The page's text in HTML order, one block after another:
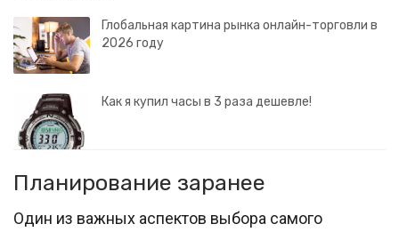
Глобальная картина рынка онлайн-торговли в
2026 году
Как я купил часы в 3 раза дешевле!
Планирование заранее
Один из важных аспектов выбора самого